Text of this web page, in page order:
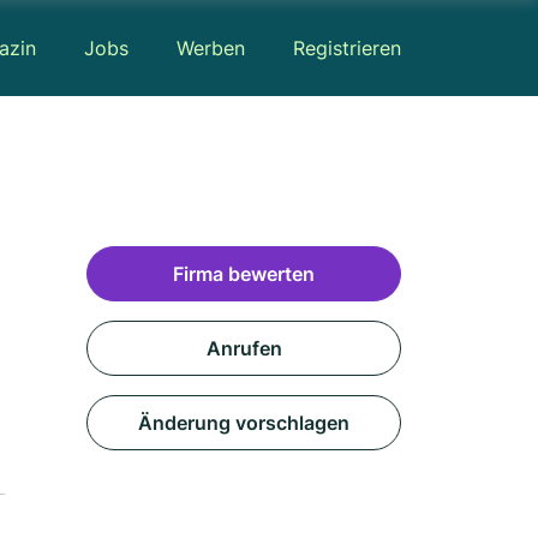
Jobs Werben Registrieren
Firma bewerten
Anrufen
Änderung vorschlagen